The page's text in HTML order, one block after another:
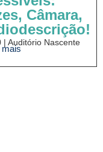
Câmara,
| Auditório Nascente
mais